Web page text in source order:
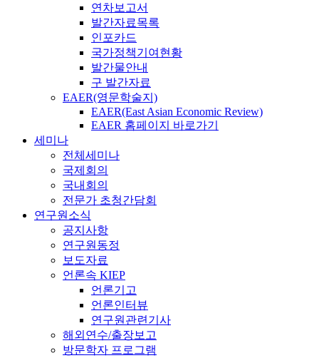
연차보고서
발간자료목록
인포카드
국가정책기여현황
발간물안내
구 발간자료
EAER(영문학술지)
EAER(East Asian Economic Review)
EAER 홈페이지 바로가기
세미나
전체세미나
국제회의
국내회의
전문가 초청간담회
연구원소식
공지사항
연구원동정
보도자료
언론속 KIEP
언론기고
언론인터뷰
연구원관련기사
해외연수/출장보고
방문학자 프로그램